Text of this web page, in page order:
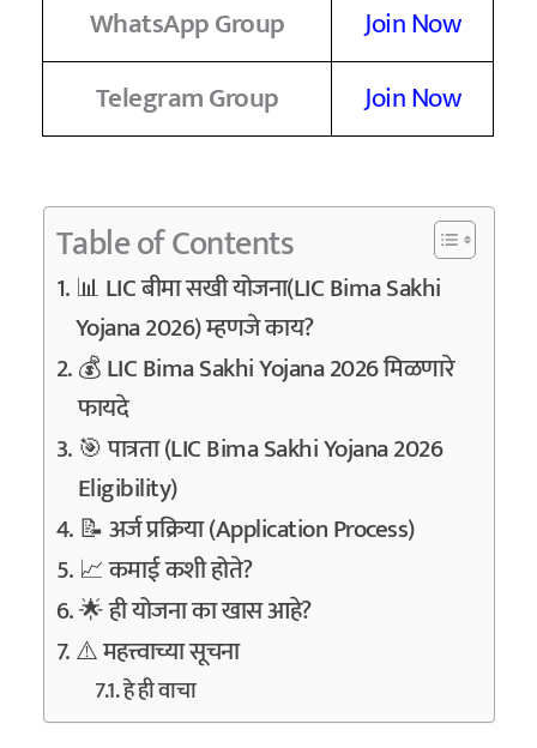
WhatsApp Group
Join Now
Telegram Group
Join Now
Table of Contents
📊 LIC बीमा सखी योजना(LIC Bima Sakhi
Yojana 2026) म्हणजे काय?
💰 LIC Bima Sakhi Yojana 2026 मिळणारे
फायदे
🎯 पात्रता (LIC Bima Sakhi Yojana 2026
Eligibility)
📝 अर्ज प्रक्रिया (Application Process)
📈 कमाई कशी होते?
🌟 ही योजना का खास आहे?
⚠️ महत्त्वाच्या सूचना
हे ही वाचा